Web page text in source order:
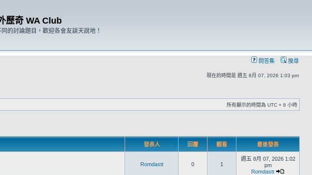
歷奇 WA Club
的討論題目，歡迎各會友談天說地！
問答集 搜尋
現在的時間是 週五 8月 07, 2026 1:03 pm
所有顯示的時間為 UTC + 8 小時
發表人 回覆 觀看 最後發表
Romdastt 0 1
週五 8月 07, 2026 1:02
pm
Romdastt